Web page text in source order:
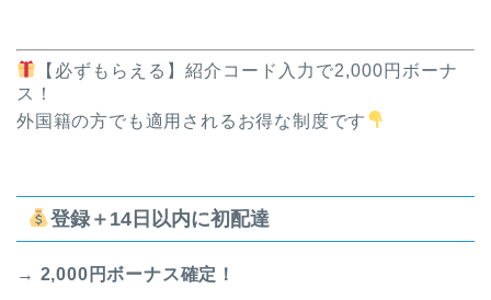
【必ずもらえる】紹介コード入力で2,000円ボーナ
ス！
外国籍の方でも適用されるお得な制度です
登録＋14日以内に初配達
→ 2,000円ボーナス確定！